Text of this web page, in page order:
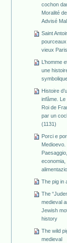
cochon
Moralité
Advisé
Saint
vieux Paris
L’homme
une
Histoire
infâme. Le
Roi de
par un
(1131)
Porci e
Medioevo.
Paesaggio,
economia,
The pig in
The
medieval
Jewish
history
The wild
medieval